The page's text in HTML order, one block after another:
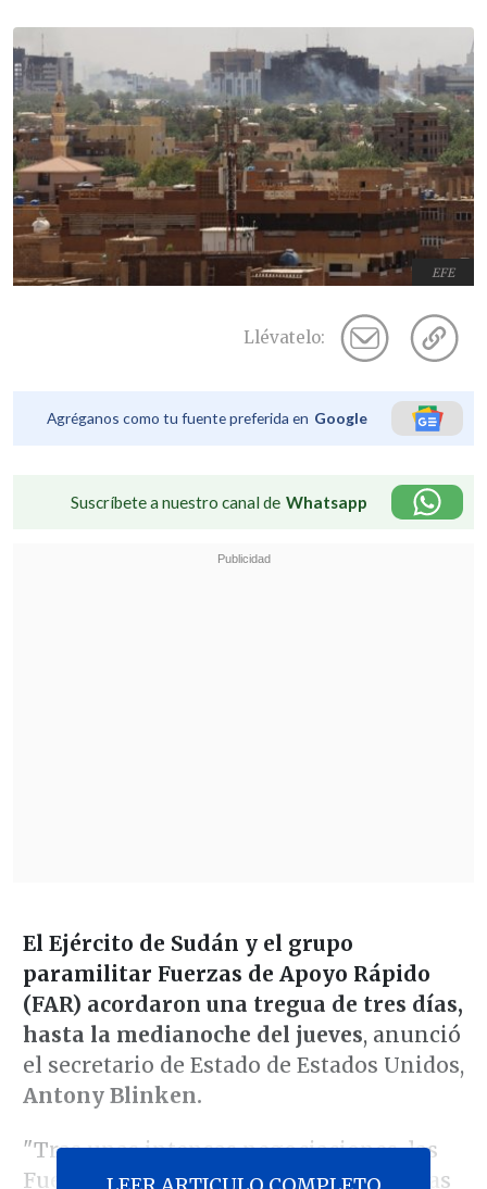
EFE
Llévatelo:
Agréganos como tu fuente preferida en Google
Suscríbete a nuestro canal de Whatsapp
El Ejército de Sudán y el grupo
paramilitar Fuerzas de Apoyo Rápido
(FAR) acordaron una tregua de tres días,
hasta la medianoche del jueves, anunció
el secretario de Estado de Estados Unidos,
Antony Blinken.
"Tras unas intensas negociaciones, las
Fuerzas Armadas de Sudán y las Fuerzas